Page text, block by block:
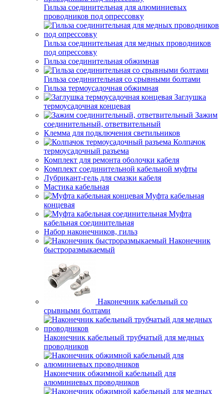
Гильза соединительная для алюминиевых
проводников под опрессовку
Гильза соединительная для медных проводников
под опрессовку
Гильза соединительная обжимная
Гильза соединительная со срывными болтами
Гильза термоусадочная обжимная
Заглушка
термоусадочная концевая
Зажим
соединительный, ответвительный
Клемма для подключения светильников
Колпачок
термоусадочный разъема
Комплект для ремонта оболочки кабеля
Комплект соединительной кабельной муфты
Лубрикант-гель для смазки кабеля
Мастика кабельная
Муфта кабельная
концевая
Муфта
кабельная соединительная
Набор наконечников, гильз
Наконечник
быстроразмыкаемый
Наконечник кабельный со
срывными болтами
Наконечник кабельный трубчатый для медных
проводников
Наконечник обжимной кабельный для
алюминиевых проводников